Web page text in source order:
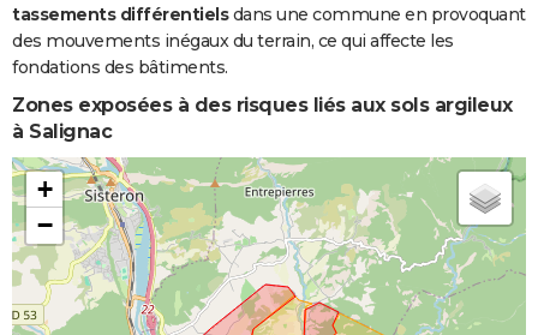
tassements différentielsdans une commune en provoquant
des mouvements inégaux du terrain, ce qui affecte les
fondations des bâtiments.
Zones exposées à des risques liés aux sols argileux
à Salignac
+
−